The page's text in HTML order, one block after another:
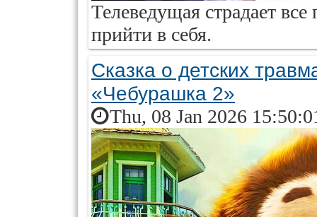
Телеведущая страдает
прийти в себя.
Сказка о детских
«Чебурашка 2»
Thu, 08 Jan 2026